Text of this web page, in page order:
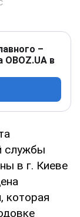
–
в
службы
в г. Киеве
которая